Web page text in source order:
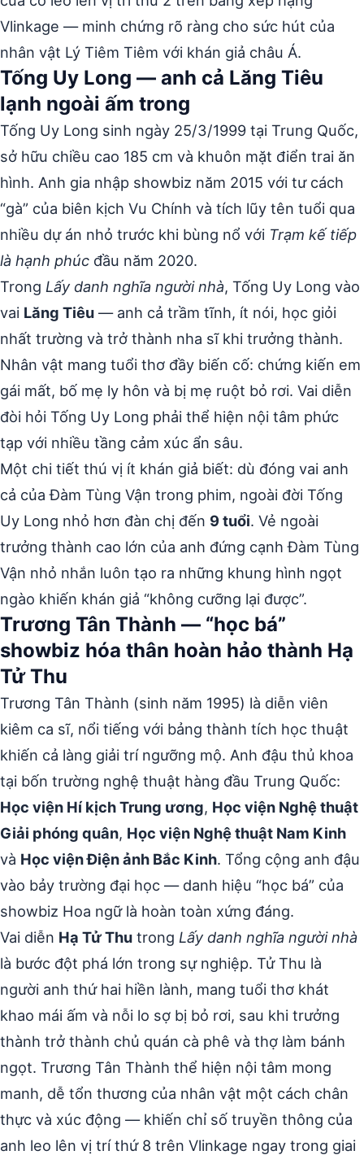
Vlinkage — minh chứng rõ ràng cho sức hút của
nhân vật Lý Tiêm Tiêm với khán giả châu Á.
Tống Uy Long — anh cả Lăng Tiêu
lạnh ngoài ấm trong
Tống Uy Long sinh ngày 25/3/1999 tại Trung Quốc,
sở hữu chiều cao 185 cm và khuôn mặt điển trai ăn
hình. Anh gia nhập showbiz năm 2015 với tư cách
“gà” của biên kịch Vu Chính và tích lũy tên tuổi qua
nhiều dự án nhỏ trước khi bùng nổ với Trạm kế tiếp
là hạnh phúc đầu năm 2020.
Trong Lấy danh nghĩa người nhà, Tống Uy Long vào
vai Lăng Tiêu — anh cả trầm tĩnh, ít nói, học giỏi
nhất trường và trở thành nha sĩ khi trưởng thành.
Nhân vật mang tuổi thơ đầy biến cố: chứng kiến em
gái mất, bố mẹ ly hôn và bị mẹ ruột bỏ rơi. Vai diễn
đòi hỏi Tống Uy Long phải thể hiện nội tâm phức
tạp với nhiều tầng cảm xúc ẩn sâu.
Một chi tiết thú vị ít khán giả biết: dù đóng vai anh
cả của Đàm Tùng Vận trong phim, ngoài đời Tống
Uy Long nhỏ hơn đàn chị đến 9 tuổi. Vẻ ngoài
trưởng thành cao lớn của anh đứng cạnh Đàm Tùng
Vận nhỏ nhắn luôn tạo ra những khung hình ngọt
ngào khiến khán giả “không cưỡng lại được”.
Trương Tân Thành — “học bá”
showbiz hóa thân hoàn hảo thành Hạ
Tử Thu
Trương Tân Thành (sinh năm 1995) là diễn viên
kiêm ca sĩ, nổi tiếng với bảng thành tích học thuật
khiến cả làng giải trí ngưỡng mộ. Anh đậu thủ khoa
tại bốn trường nghệ thuật hàng đầu Trung Quốc:
Học viện Hí kịch Trung ương, Học viện Nghệ thuật
Giải phóng quân, Học viện Nghệ thuật Nam Kinh
và Học viện Điện ảnh Bắc Kinh. Tổng cộng anh đậu
vào bảy trường đại học — danh hiệu “học bá” của
showbiz Hoa ngữ là hoàn toàn xứng đáng.
Vai diễn Hạ Tử Thu trong Lấy danh nghĩa người nhà
là bước đột phá lớn trong sự nghiệp. Tử Thu là
người anh thứ hai hiền lành, mang tuổi thơ khát
khao mái ấm và nỗi lo sợ bị bỏ rơi, sau khi trưởng
thành trở thành chủ quán cà phê và thợ làm bánh
ngọt. Trương Tân Thành thể hiện nội tâm mong
manh, dễ tổn thương của nhân vật một cách chân
thực và xúc động — khiến chỉ số truyền thông của
anh leo lên vị trí thứ 8 trên Vlinkage ngay trong giai